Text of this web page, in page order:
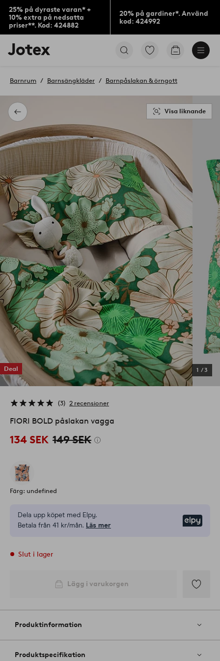
25% på dyraste varan* +
10% extra på nedsatta
priser**. Kod: 424882
20% på gardiner*. Använd
kod: 424992
Jotex
logotyp
till
Gå
produkter
Gå
Tillbaka
Barnrum Barnsängkläder Barnpåslakan & örngott
Deal 1 /3
Visa liknande
3 2 recensioner
FIORI BOLD påslakan vagga
134 SEK 149 SEK
Färg: undefined
Dela upp köpet med Elpy.
Betala från 41 kr/mån. Läs mer
Slut i lager
Lägg i varukorgen
till
favoriter
Produktinformation
Produktspecifikation